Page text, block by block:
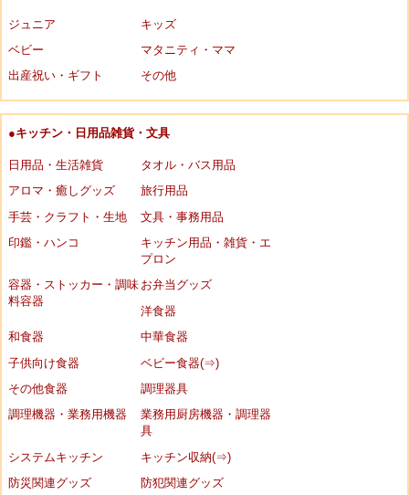
ジュニア
キッズ
ベビー
マタニティ・ママ
出産祝い・ギフト
その他
●キッチン・日用品雑貨・文具
日用品・生活雑貨
タオル・バス用品
アロマ・癒しグッズ
旅行用品
手芸・クラフト・生地
文具・事務用品
印鑑・ハンコ
キッチン用品・雑貨・エ
プロン
容器・ストッカー・調味
料容器
お弁当グッズ
洋食器
和食器
中華食器
子供向け食器
ベビー食器(⇒)
その他食器
調理器具
調理機器・業務用機器
業務用厨房機器・調理器
具
システムキッチン
キッチン収納(⇒)
防災関連グッズ
防犯関連グッズ